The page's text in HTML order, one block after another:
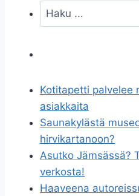
Kotitapetti palvelee
asiakkaita
Saunakylästä
hirvikartanoon?
Asutko Jämsässä?
verkosta!
Haaveena